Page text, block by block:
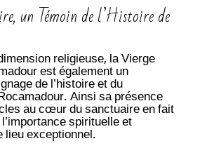
un Témoin de l’Histoire de
religieuse, la Vierge
est également un
de l’histoire et du
Ainsi sa présence
au cœur du sanctuaire en fait
spirituelle et
lieu exceptionnel.